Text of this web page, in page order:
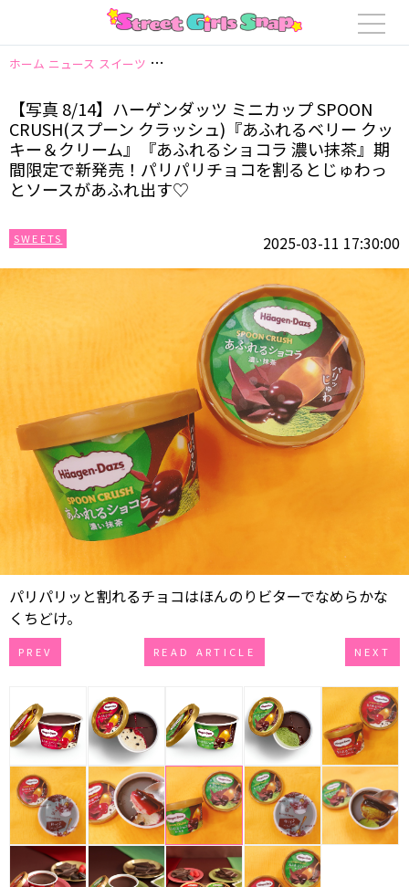
ホーム ニュース スイーツ 【写真 8/14】ハーゲンダッツ ミニカップ
【写真 8/14】ハーゲンダッツ ミニカップ SPOON
CRUSH(スプーン クラッシュ)『あふれるベリー クッ
キー＆クリーム』『あふれるショコラ 濃い抹茶』期
間限定で新発売！パリパリチョコを割るとじゅわっ
とソースがあふれ出す♡
SWEETS 2025-03-11 17:30:00
パリパリッと割れるチョコはほんのりビターでなめらかな
くちどけ。
PREV READ ARTICLE NEXT